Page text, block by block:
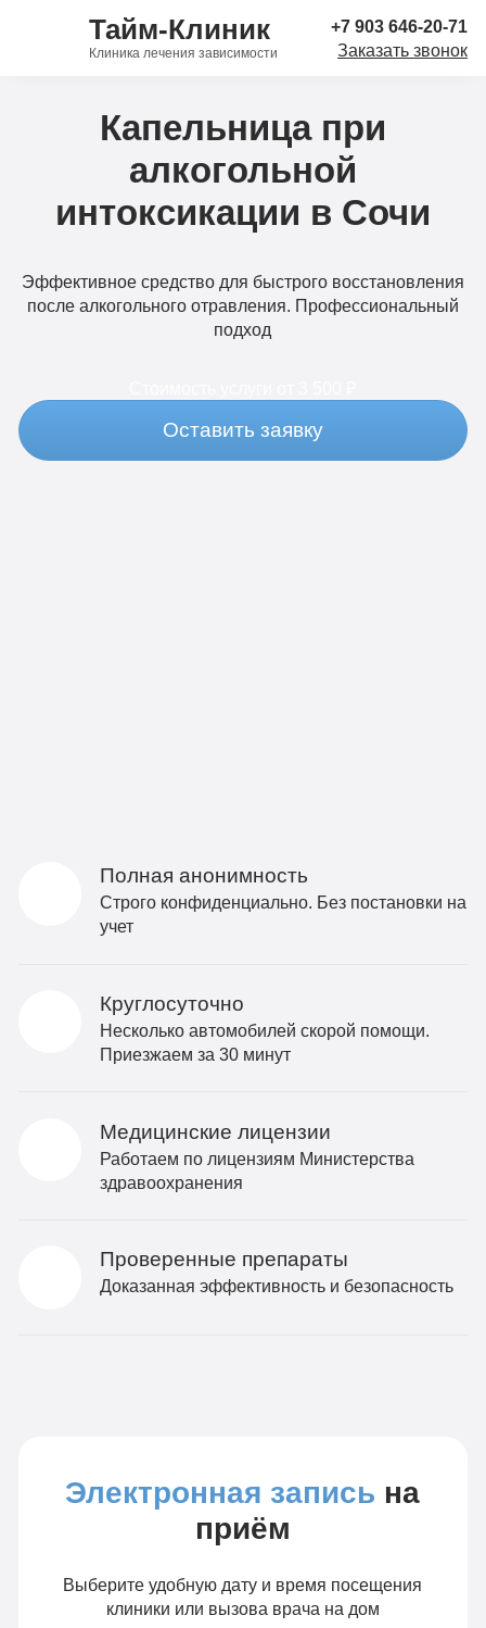
Тайм-Клиник
Клиника лечения зависимости
+7 903 646-20-71
Заказать звонок
Капельница при
алкогольной
интоксикации в Сочи
Эффективное средство для быстрого восстановления
после алкогольного отравления. Профессиональный
подход
Оставить заявку
Полная анонимность
Строго конфиденциально. Без постановки на
учет
Круглосуточно
Несколько автомобилей скорой помощи.
Приезжаем за 30 минут
Медицинские лицензии
Работаем по лицензиям Министерства
здравоохранения
Проверенные препараты
Доказанная эффективность и безопасность
Электронная запись на
приём
Выберите удобную дату и время посещения
клиники или вызова врача на дом